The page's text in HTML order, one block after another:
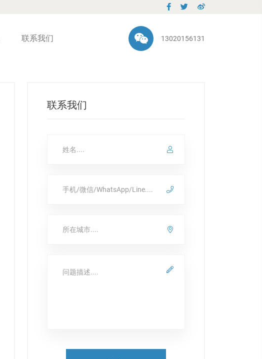
联系我们 13020156131
联系我们